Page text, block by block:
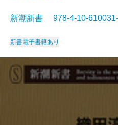
新潮新書 978-4-10-
新書電子書籍あり